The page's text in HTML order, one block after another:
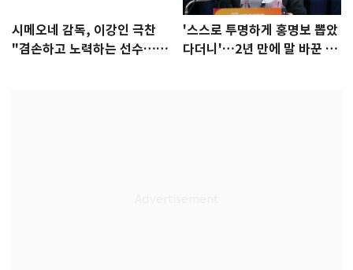
시메오네 감독, 이강인 극찬
"겸손하고 노력하는 선수…좋
'스스로 투명하게 홍명보 뽑았
다더니'…2년 만에 말 바꾼 이